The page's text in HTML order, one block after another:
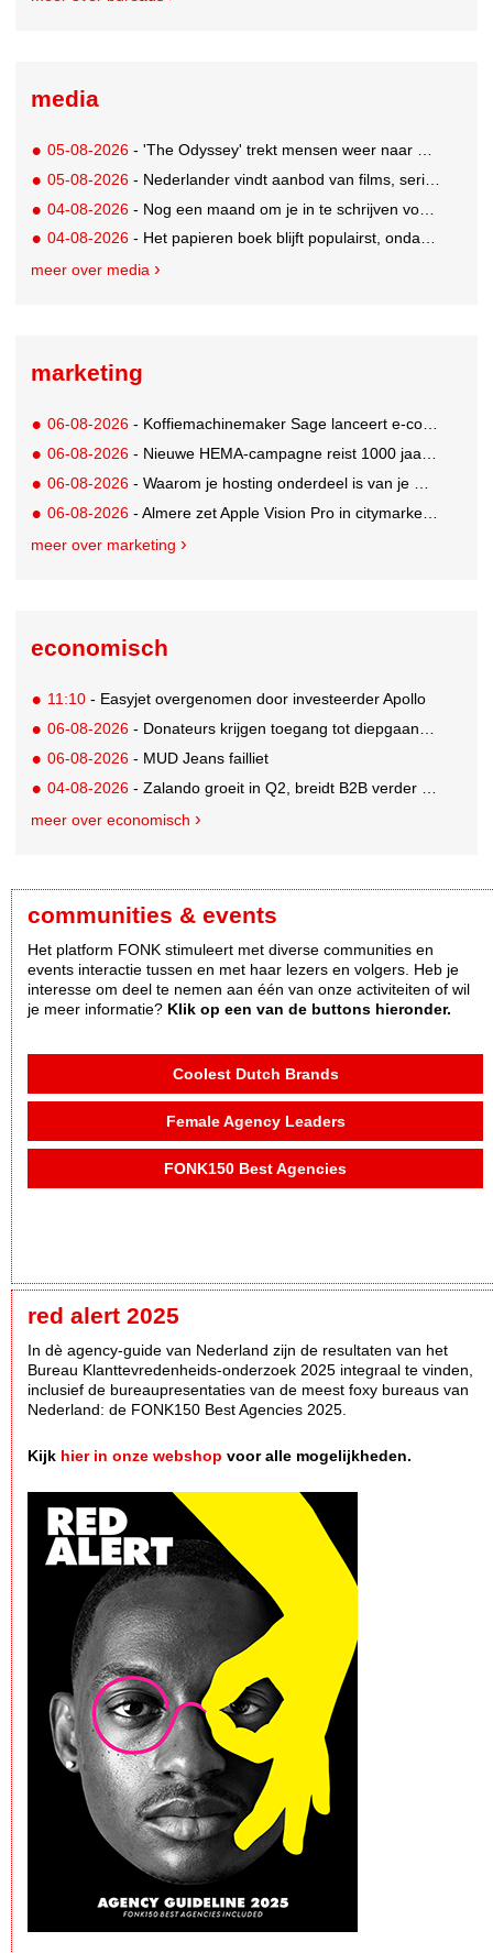
media
05-08-2026 - 'The Odyssey' trekt mensen weer naar de bioscoop
05-08-2026 - Nederlander vindt aanbod van films, series en sport vaak versnipperd
04-08-2026 - Nog een maand om je in te schrijven voor de Mercurs 2026
04-08-2026 - Het papieren boek blijft populairst, ondanks digitale alternatieven
meer over media
marketing
06-08-2026 - Koffiemachinemaker Sage lanceert e-commerceplatform voor koffieliefhebbers
06-08-2026 - Nieuwe HEMA-campagne reist 1000 jaar terug in de tijd naar 'Hemastein'
06-08-2026 - Waarom je hosting onderdeel is van je merkstrategie
06-08-2026 - Almere zet Apple Vision Pro in citymarketing
meer over marketing
economisch
11:10 - Easyjet overgenomen door investeerder Apollo
06-08-2026 - Donateurs krijgen toegang tot diepgaandere informatie over goede doelen
06-08-2026 - MUD Jeans failliet
04-08-2026 - Zalando groeit in Q2, breidt B2B verder uit en innoveert met AI
meer over economisch
communities & events
Het platform FONK stimuleert met diverse communities en
events interactie tussen en met haar lezers en volgers. Heb je
interesse om deel te nemen aan één van onze activiteiten of wil
je meer informatie? Klik op een van de buttons hieronder.
Coolest Dutch Brands
Female Agency Leaders
FONK150 Best Agencies
red alert 2025
In dè agency-guide van Nederland zijn de resultaten van het
Bureau Klanttevredenheids-onderzoek 2025 integraal te vinden,
inclusief de bureaupresentaties van de meest foxy bureaus van
Nederland: de FONK150 Best Agencies 2025.
Kijk hier in onze webshop voor alle mogelijkheden.